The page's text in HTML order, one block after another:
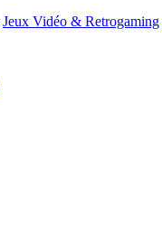
Jeux Vidéo & Retrogaming